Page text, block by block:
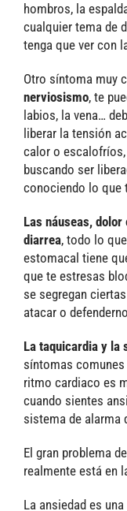
hombros, la
cualquier tema de
tenga que ver con
Otro síntoma muy
nerviosismo, te
labios, la vena…
liberar la tensión
calor o
buscando ser
conociendo lo que
Las náuseas,
diarrea, todo lo
estomacal tiene
que te estresas
se segregan
atacar o
La taquicardia y la
síntomas
ritmo cardiaco es
cuando sientes
sistema de alarma
El gran problema
realmente está en
La ansiedad es